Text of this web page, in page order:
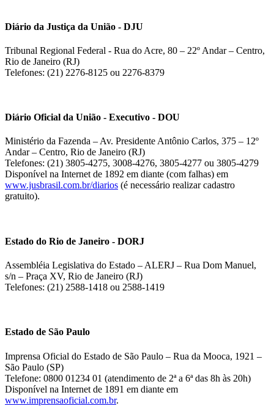
Diário da Justiça da União - DJU
Tribunal Regional Federal - Rua do Acre, 80 – 22º Andar – Centro,
Rio de Janeiro (RJ)
Telefones: (21) 2276-8125 ou 2276-8379
Diário Oficial da União - Executivo - DOU
Ministério da Fazenda – Av. Presidente Antônio Carlos, 375 – 12º
Andar – Centro, Rio de Janeiro (RJ)
Telefones: (21) 3805-4275, 3008-4276, 3805-4277 ou 3805-4279
Disponível na Internet de 1892 em diante (com falhas) em
www.jusbrasil.com.br/diarios (é necessário realizar cadastro
gratuito).
Estado do Rio de Janeiro - DORJ
Assembléia Legislativa do Estado – ALERJ – Rua Dom Manuel,
s/n – Praça XV, Rio de Janeiro (RJ)
Telefones: (21) 2588-1418 ou 2588-1419
Estado de São Paulo
Imprensa Oficial do Estado de São Paulo – Rua da Mooca, 1921 –
São Paulo (SP)
Telefone: 0800 01234 01 (atendimento de 2ª a 6ª das 8h às 20h)
Disponível na Internet de 1891 em diante em
www.imprensaoficial.com.br.